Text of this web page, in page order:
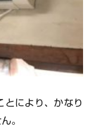
とにより、かなり
。